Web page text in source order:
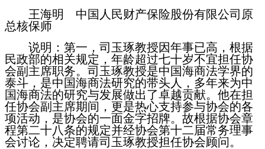
王海明 中国人民财产保险股份有限公司原
总核保师
说明：第一，司玉琢教授因年事已高，根据
民政部的相关规定，年龄超过七十岁不宜担任协
会副主席职务。司玉琢教授是中国海商法学界的
泰斗，是中国海商法研究的带头人，多年来为中
国海商法的研究与发展做出了卓越贡献。他在担
任协会副主席期间，更是热心支持参与协会的各
项活动，是协会的一面金字招牌。故根据协会章
程第二十八条的规定并经协会第十二届常务理事
会讨论，决定聘请司玉琢教授担任协会顾问。